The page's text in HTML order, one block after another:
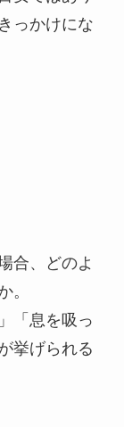
っかけにな
合、どのよ
。
「息を吸っ
挙げられる